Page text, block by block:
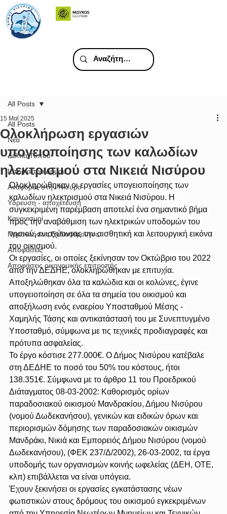
All Posts
Νέα
Δελτία Τύπου
Ιστορία του Δήμου
Αναφορές στην Νίσυρο
Υδρευση - αποχέτευση
Κανονισμοί
Προσκλήσεις Ενδιαφέροντος
Αποφάσεις
Αποφάσεις οικονομικής επιτροπής
All Posts
Ολοκλήρωση εργασιών
υπογειοποίησης των καλωδίων
ηλεκτρισμού στα Νικειά Νισύρου
15 Μαΐ 2025
Ολοκληρώθηκαν οι εργασίες υπογειοποίησης των
καλωδίων ηλεκτρισμού στα Νικειά Νισύρου. Η
συγκεκριμένη παρέμβαση αποτελεί ένα σημαντικό βήμα
προς την αναβάθμιση των ηλεκτρικών υποδομών του
νησιού, ενισχύοντας την αισθητική και λειτουργική εικόνα
του οικισμού.
Οι εργασίες, οι οποίες ξεκίνησαν τον Οκτώβριο του 2022
από την ΔΕΔΗΕ, ολοκληρώθηκαν με επιτυχία.
Αποξηλώθηκαν όλα τα καλώδια και οι κολώνες, έγινε
υπογειοποίηση σε όλα τα σημεία του οικισμού και
αποξήλωση ενός εναερίου Υποσταθμού Μέσης -
Χαμηλής Τάσης και αντικατάστασή του με Συνεπτυγμένο
Υποσταθμό, σύμφωνα με τις τεχνικές προδιαγραφές και
πρότυπα ασφαλείας.
Το έργο κόστισε 277.000€. Ο Δήμος Νισύρου κατέβαλε
στη ΔΕΔΗΕ το ποσό του 50% του κόστους, ήτοι
138.351€. Σύμφωνα με το άρθρο 11 του Προεδρικού
Διάταγματος 08-03-2002: Καθορισμός ορίων
παραδοσιακού οικισμού Μανδρακίου, Δήμου Νισύρου
(νομού Δωδεκανήσου), γενικών και ειδικών όρων και
περιορισμών δόμησης των παραδοσιακών οικισμών
Μανδράκι, Νικιά και Εμπορειός Δήμου Νισύρου (νομού
Δωδεκανήσου), (ΦΕΚ 237/Δ/2002), 26-03-2002, τα έργα
υποδομής των οργανισμών κοινής ωφελείας (ΔΕΗ, ΟΤΕ,
κλπ) επιβάλλεται να είναι υπόγεια.
Έχουν ξεκινήσει οι εργασίες εγκατάστασης νέων
φωτιστικών στους δρόμους του οικισμού εγκεκριμένων